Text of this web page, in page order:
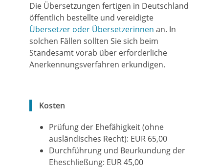
Die Übersetzungen fertigen in Deutschland
öffentlich bestellte und vereidigte
Übersetzer oder Übersetzerinnen an. In
solchen Fällen sollten Sie sich beim
Standesamt vorab über erforderliche
Anerkennungsverfahren erkundigen.
Kosten
Prüfung der Ehefähigkeit (ohne
ausländisches Recht): EUR 65,00
Durchführung und Beurkundung der
Eheschließung: EUR 45,00